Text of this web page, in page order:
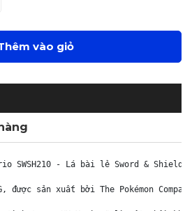
vào giỏ
SWSH210 - Lá bài lẻ Sword & Shield
được sản xuất bởi The Pokémon